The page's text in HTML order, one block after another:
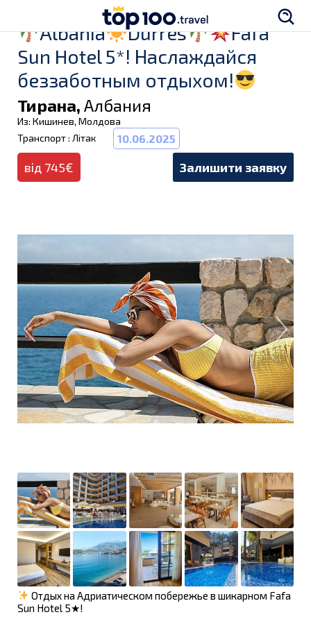
Albania Durres
Fafa
Sun Hotel 5*! Наслаждайся
беззаботным отдыхом!
Тирана, Албания
Из: Кишинев, Молдова
Транспорт : Літак
10.06.2025
від 745€ Залишити заявку
Отдых на Адриатическом побережье в шикарном Fafa
Sun Hotel 5★!